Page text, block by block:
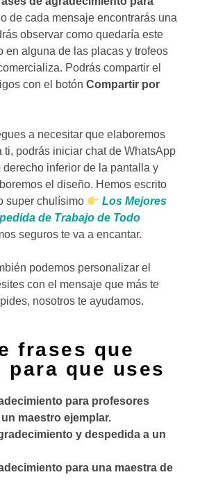
de cada mensaje encontrarás una
observar como quedaría este
en alguna de las placas y trofeos
Podrás compartir el
con el botón Compartir por
a necesitar que elaboremos
ti, podrás iniciar chat de WhatsApp
inferior de la pantalla y
el diseño. Hemos escrito
super chulísimo
Los Mejores
de Trabajo de Todo
seguros te va a encantar.
podemos personalizar el
con el mensaje que más te
nosotros te ayudamos.
frases que
para que uses
para profesores
maestro ejemplar.
y despedida a un
para una maestra de